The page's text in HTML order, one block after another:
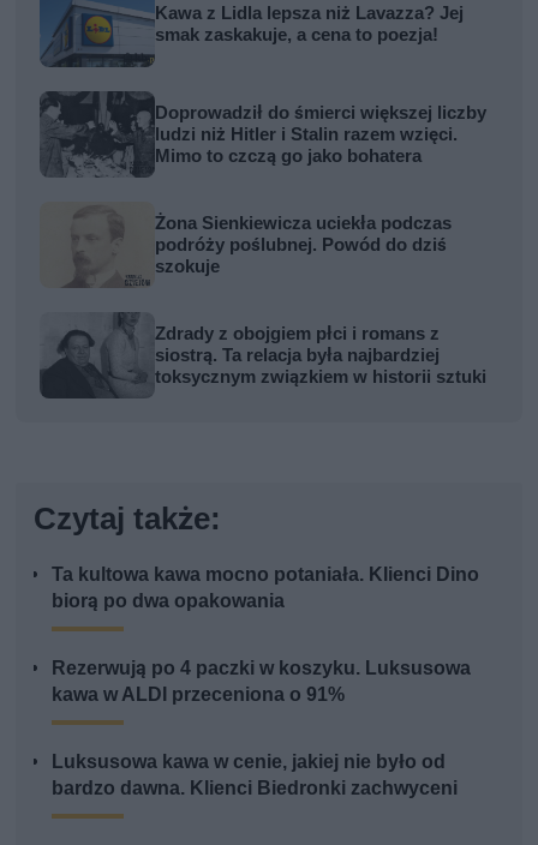
Kawa z Lidla lepsza niż Lavazza? Jej
smak zaskakuje, a cena to poezja!
Doprowadził do śmierci większej liczby
ludzi niż Hitler i Stalin razem wzięci.
Mimo to czczą go jako bohatera
Żona Sienkiewicza uciekła podczas
podróży poślubnej. Powód do dziś
szokuje
Zdrady z obojgiem płci i romans z
siostrą. Ta relacja była najbardziej
toksycznym związkiem w historii sztuki
Czytaj także:
Ta kultowa kawa mocno potaniała. Klienci Dino
biorą po dwa opakowania
Rezerwują po 4 paczki w koszyku. Luksusowa
kawa w ALDI przeceniona o 91%
Luksusowa kawa w cenie, jakiej nie było od
bardzo dawna. Klienci Biedronki zachwyceni